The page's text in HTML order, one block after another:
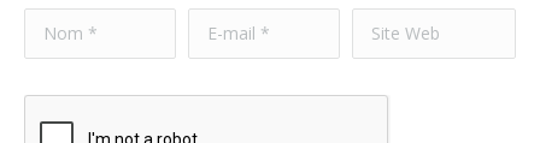
Nom * E-mail * Site Web